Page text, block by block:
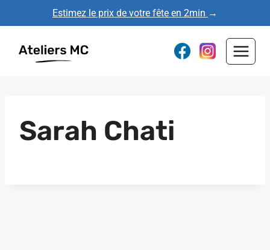
au
contenu
Estimez le prix de votre fête en 2min →
Sarah Chati